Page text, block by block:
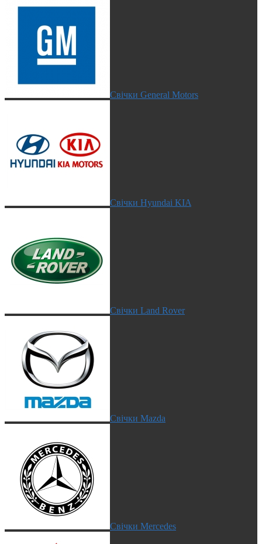
Свічки General Motors
Свічки Hyundai KIA
Свічки Land Rover
Свічки Mazda
Свічки Mercedes